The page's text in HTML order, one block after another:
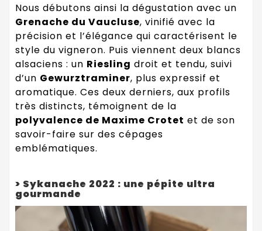
Nous débutons ainsi la dégustation avec un
Grenache du Vaucluse, vinifié avec la
précision et l’élégance qui caractérisent le
style du vigneron. Puis viennent deux blancs
alsaciens : un Riesling droit et tendu, suivi
d’un Gewurztraminer, plus expressif et
aromatique. Ces deux derniers, aux profils
très distincts, témoignent de la
polyvalence de Maxime Crotet et de son
savoir-faire sur des cépages
emblématiques.
> Sykanache 2022 : une pépite ultra
gourmande